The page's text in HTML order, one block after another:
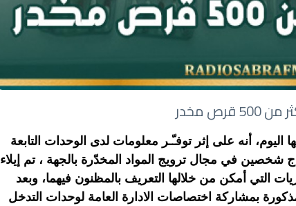
مخدر
اليوم، أنه على إثر توفـّـر معلومات لدى الوحدات التابعة
شخصين في مجال ترويج المواد المخدّرة بالجهة ، تم إيلاء
التي أمكن من خلالها التعريف بالمظنون فيهما، وبعد
بمشاركة اختصاصات الادارة العامة لوحدات التدخل